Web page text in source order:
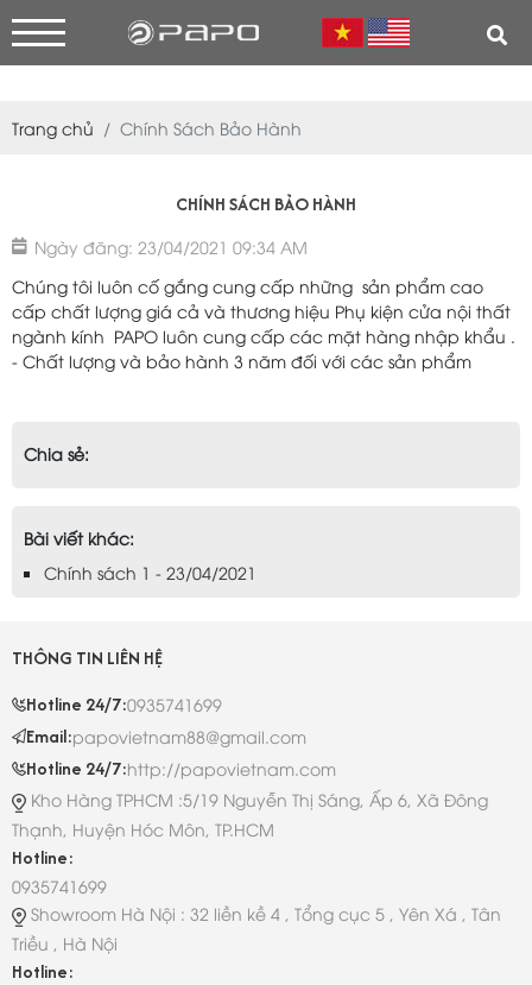
Trang chủ Chính Sách Bảo Hành
CHÍNH SÁCH BẢO HÀNH
Ngày đăng: 23/04/2021 09:34 AM
Chúng tôi luôn cố gắng cung cấp những sản phẩm cao
cấp chất lượng giá cả và thương hiệu Phụ kiện cửa nội thất
ngành kính PAPO luôn cung cấp các mặt hàng nhập khẩu .
- Chất lượng và bảo hành 3 năm đối với các sản phẩm
Chia sẻ:
Bài viết khác:
Chính sách 1 - 23/04/2021
THÔNG TIN LIÊN HỆ
Hotline 24/7:0935741699
Email:papovietnam88@gmail.com
Hotline 24/7:http://papovietnam.com
Kho Hàng TPHCM :5/19 Nguyễn Thị Sáng, Ấp 6, Xã Đông
Thạnh, Huyện Hóc Môn, TP.HCM
Hotline:
0935741699
Showroom Hà Nội : 32 liền kề 4 , Tổng cục 5 , Yên Xá , Tân
Triều , Hà Nội
Hotline: